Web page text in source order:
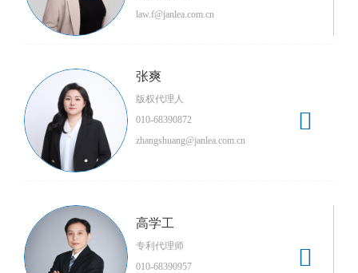
law.f@janlea.com.cn

张爽
版权代理人
010-68390872
zhangshuang@janlea.com.cn

高学工
专利代理师
010-68390957